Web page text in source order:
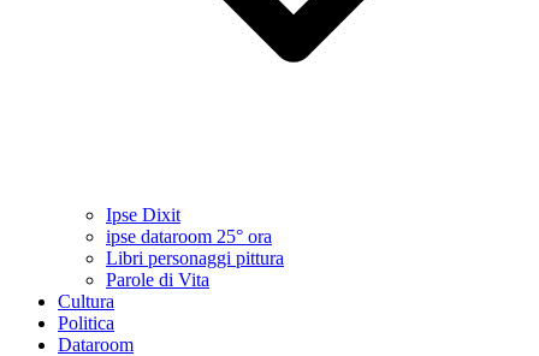
Ipse Dixit
ipse dataroom 25° ora
Libri personaggi pittura
Parole di Vita
Cultura
Politica
Dataroom